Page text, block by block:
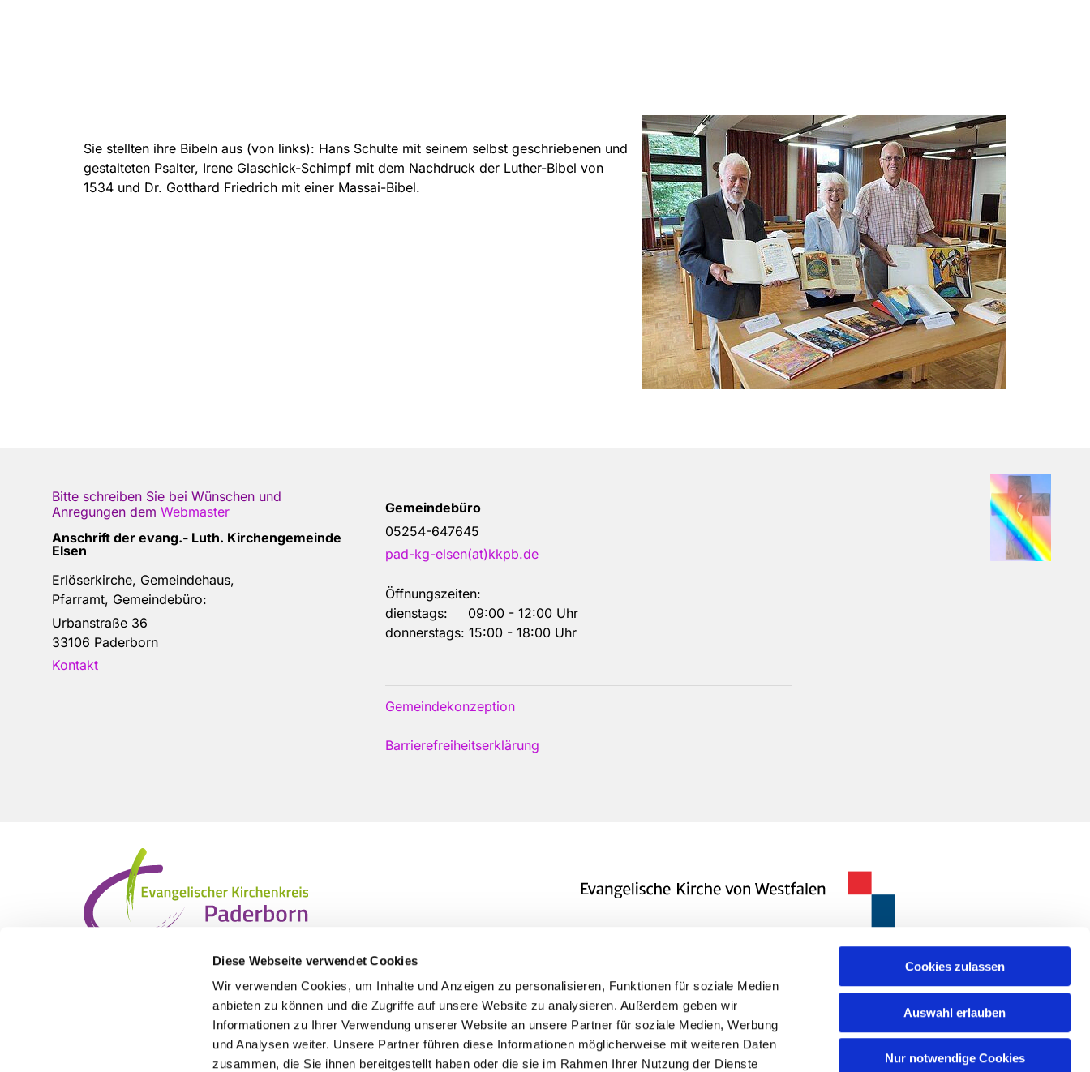
Diese Webseite verwendet Cookies
Wir verwenden Cookies, um Inhalte und Anzeigen zu personalisieren, Funktionen für soziale Medien
anbieten zu können und die Zugriffe auf unsere Website zu analysieren. Außerdem geben wir
Informationen zu Ihrer Verwendung unserer Website an unsere Partner für soziale Medien, Werbung
und Analysen weiter. Unsere Partner führen diese Informationen möglicherweise mit weiteren Daten
zusammen, die Sie ihnen bereitgestellt haben oder die sie im Rahmen Ihrer Nutzung der Dienste
Cookies zulassen
Auswahl erlauben
Nur notwendige Cookies
Sie stellten ihre Bibeln aus (von links): Hans Schulte mit seinem selbst geschriebenen und
gestalteten Psalter, Irene Glaschick-Schimpf mit dem Nachdruck der Luther-Bibel von
1534 und Dr. Gotthard Friedrich mit einer Massai-Bibel.
Bitte schreiben Sie bei Wünschen und
Anregungen dem Webmaster
Anschrift der evang.- Luth. Kirchengemeinde
Elsen
Erlöserkirche, Gemeindehaus,
Pfarramt, Gemeindebüro:
Urbanstraße 36
33106 Paderborn
Kontakt
Gemeindebüro
05254-647645
pad-kg-elsen(at)kkpb.de
Öffnungszeiten:
dienstags: 09:00 - 12:00 Uhr
donnerstags: 15:00 - 18:00 Uhr
Gemeindekonzeption
Barrierefreiheitserklärung